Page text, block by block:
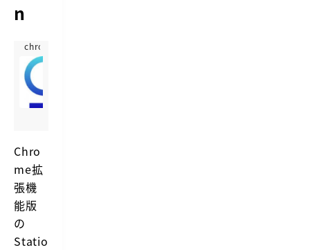
n
chrome.google.com
Chro
me拡
張機
能版
の
Statio